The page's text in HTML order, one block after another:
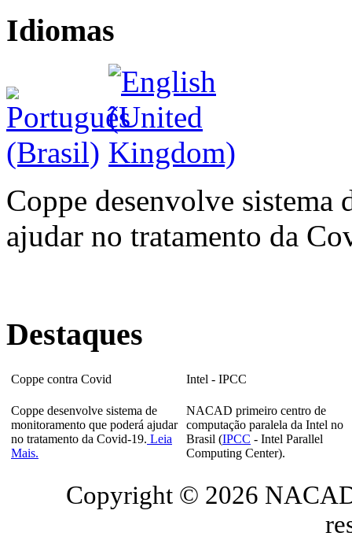
Idiomas
Coppe desenvolve sistema
ajudar no tratamento da
Destaques
Coppe contra Covid
Coppe desenvolve sistema de
monitoramento que poderá ajudar
no tratamento da Covid-19. Leia
Mais.
Intel - IPCC
NACAD primeiro centro de
computação paralela da Intel no
Brasil (IPCC - Intel Parallel
Computing Center).
Copyright © 2026